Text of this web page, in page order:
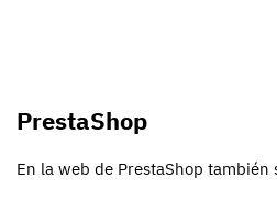
PrestaShop
En la web de PrestaShop también